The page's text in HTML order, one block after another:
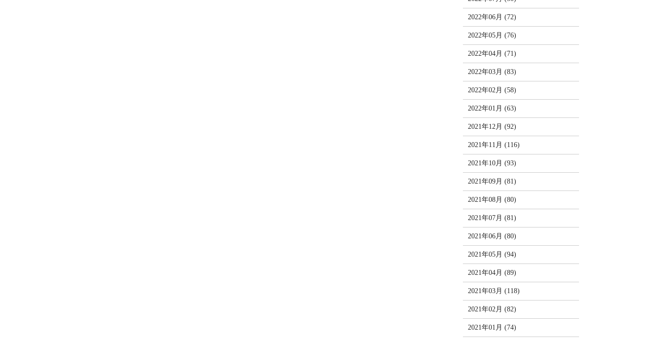
2022年06月 (72)
2022年05月 (76)
2022年04月 (71)
2022年03月 (83)
2022年02月 (58)
2022年01月 (63)
2021年12月 (92)
2021年11月 (116)
2021年10月 (93)
2021年09月 (81)
2021年08月 (80)
2021年07月 (81)
2021年06月 (80)
2021年05月 (94)
2021年04月 (89)
2021年03月 (118)
2021年02月 (82)
2021年01月 (74)